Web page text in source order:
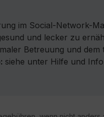
im Social-Network-
und lecker zu
Betreuung und
siehe unter Hilfe und